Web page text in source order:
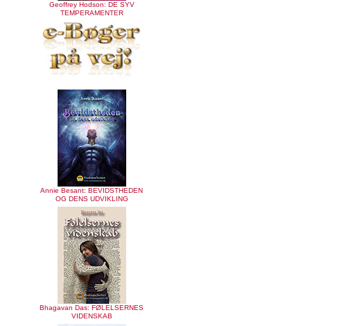
Geoffrey Hodson: DE SYV
TEMPERAMENTER
Annie Besant: BEVIDSTHEDEN
OG DENS UDVIKLING
Bhagavan Das: FØLELSERNES
VIDENSKAB